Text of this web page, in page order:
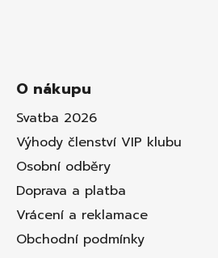
O nákupu
Svatba 2026
Výhody členství VIP klubu
Osobní odběry
Doprava a platba
Vrácení a reklamace
Obchodní podmínky